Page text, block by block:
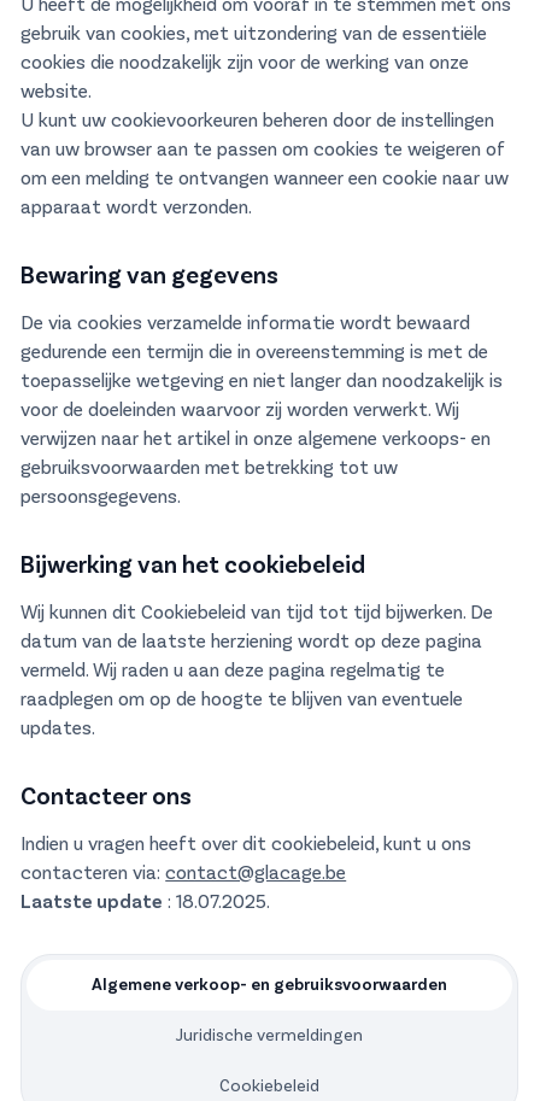
gebruik van cookies, met uitzondering van de essentiële
cookies die noodzakelijk zijn voor de werking van onze
website.
U kunt uw cookievoorkeuren beheren door de instellingen
van uw browser aan te passen om cookies te weigeren of
om een melding te ontvangen wanneer een cookie naar uw
apparaat wordt verzonden.
Bewaring van gegevens
De via cookies verzamelde informatie wordt bewaard
gedurende een termijn die in overeenstemming is met de
toepasselijke wetgeving en niet langer dan noodzakelijk is
voor de doeleinden waarvoor zij worden verwerkt. Wij
verwijzen naar het artikel in onze algemene verkoops- en
gebruiksvoorwaarden met betrekking tot uw
persoonsgegevens.
Bijwerking van het cookiebeleid
Wij kunnen dit Cookiebeleid van tijd tot tijd bijwerken. De
datum van de laatste herziening wordt op deze pagina
vermeld. Wij raden u aan deze pagina regelmatig te
raadplegen om op de hoogte te blijven van eventuele
updates.
Contacteer ons
Indien u vragen heeft over dit cookiebeleid, kunt u ons
contacteren via:contact@glacage.be
Laatste update : 18.07.2025.
Algemene verkoop- en gebruiksvoorwaarden
Juridische vermeldingen
Cookiebeleid